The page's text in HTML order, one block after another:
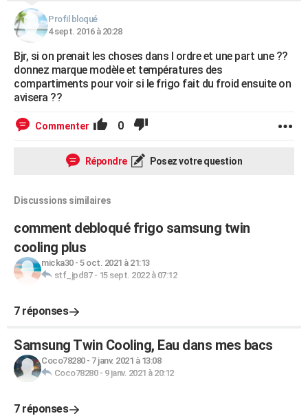
Profil bloqué
4 sept. 2016 à 20:28
Bjr, si on prenait les choses dans l ordre et une part une ??
donnez marque modèle et températures des
compartiments pour voir si le frigo fait du froid ensuite on
avisera ??
Commenter 0
Répondre Posez votre question
Discussions similaires
comment debloqué frigo samsung twin
cooling plus
micka30- 5 oct. 2021 à 21:13
stf_jpd87- 15 sept. 2022 à 07:12
7 réponses
Samsung Twin Cooling, Eau dans mes bacs
Coco78280- 7 janv. 2021 à 13:08
Coco78280- 9 janv. 2021 à 20:12
7 réponses